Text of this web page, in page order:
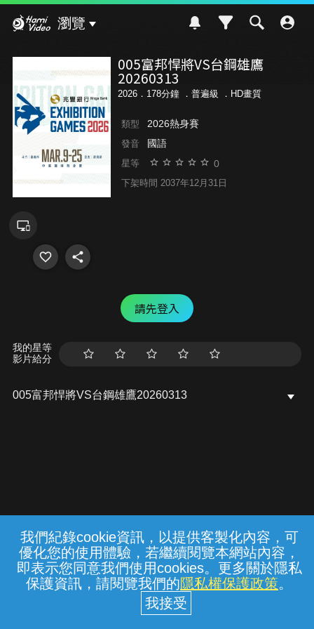
我們紀錄cookie資訊，以提供客製化內容，可
優化您的使用體驗，若繼續閱覽本網站內容，
即表示您同意我們使用cookies。更多關於隱私
保護資訊，請閱覽我們的隱私權保護政策。
瀏覽
005富邦悍將VS台鋼雄鷹
20260313
2026．178分鐘 ． 普遍級 ．HD畫質
類型 2026熱身賽
發音 國語
星等 0
下架時間 2037年12月31日
請先登入
我的星等
影片給分
005富邦悍將VS台鋼雄鷹20260313
常見問題 線上客服 服務條款 隱私權保護
中華電信股份有限公司個人家庭分公司
(統一編號：96979949) © 2026
{{notifyMsg}}